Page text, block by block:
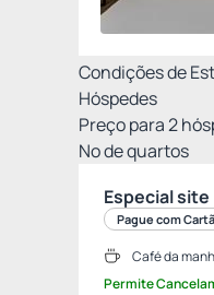
Condições de
Hóspedes
Preço para2
Nº de quartos
Especial site
Pague com
Café da
Permite